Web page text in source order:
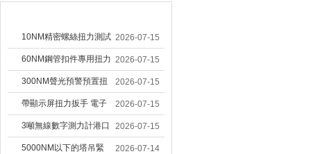
10NM精密螺絲扭力測試
專用扭矩扳手,產線質檢
螺絲扭力專用扳手廠家
2026-07-15
60NM鋼管扣件專用扭力
扳手 腳手架扭力檢測扳
手 工地扣件扭矩扳手品
牌
2026-07-15
300NM聲光預警預置扭
力扳手 工業緊固專用數
顯扭力工具廠家
2026-07-15
帶顯示屏扭力扳手 電子
數顯扭力扳手 20NM精
準可調力矩扳手品牌
2026-07-15
3噸無線數字測力計港口
吊裝專用
2026-07-15
5000NM以下的塔吊緊 2026-07-14